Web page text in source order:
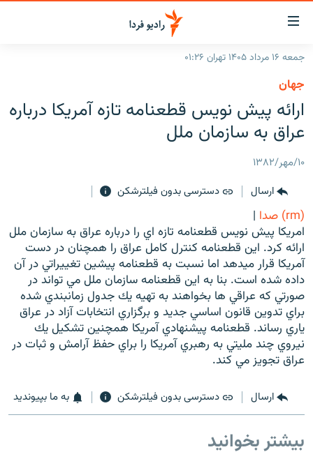
لینک‌های
قابلیت
دسترسی
بازگشت
منوی
اصلی
رفتن
صفحه
جستجو
ایران
جهان
برنامه‌های رادیویی
فرکانس‌ها
پادکست
چندرسانه‌ای
گزارش‌های تصویری
گزارش‌های ویدئویی
زنان فردا
English
به ما بپیوندید
زبان‌های دیگر
جمعه ۱۶ مرداد ۱۴۰۵ تهران ۰۱:۲۶
جهان
ارائه پيش نويس قطعنامه تازه آمريكا درباره
عراق به سازمان ملل
۱۰/مهر/۱۳۸۲
ارسال
دسترسی بدون فیلترشکن
(rm) صدا
|
امريكا پيش نويس قطعنامه تازه اي را درباره عراق به سازمان ملل
ارائه كرد. اين قطعنامه كنترل كامل عراق را همچنان در دست
آمريكا قرار ميدهد اما نسبت به قطعنامه پيشين تغييراتي در آن
داده شده است. بنا به اين قطعنامه سازمان ملل مي تواند در
صورتي كه عراقي ها بخواهند به تهيه يك جدول زمانبندي شده
براي تدوين قانون اساسي جديد و برگزاري انتخابات آزاد در عراق
ياري رساند. قطعنامه پيشنهادي آمريكا همچنين تشكيل يك
نيروي چند مليتي به رهبري آمريكا را براي حفظ آرامش و ثبات در
عراق تجويز مي كند.
ارسال دسترسی بدون فیلترشکن به ما بپیوندید
بیشتر بخوانید